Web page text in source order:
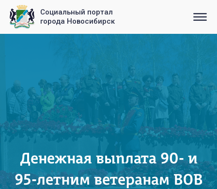
Социальный портал
города Новосибирск
Денежная выплата 90- и
95-летним ветеранам ВОВ